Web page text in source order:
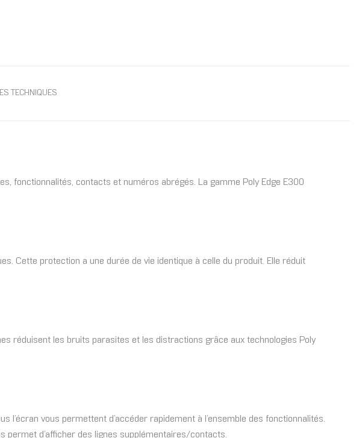
TECHNIQUES
fonctionnalités, contacts et numéros abrégés. La gamme Poly Edge E300
Cette protection a une durée de vie identique à celle du produit. Elle réduit
réduisent les bruits parasites et les distractions grâce aux technologies Poly
l’écran vous permettent d’accéder rapidement à l’ensemble des fonctionnalités.
permet d’afficher des lignes supplémentaires/contacts.